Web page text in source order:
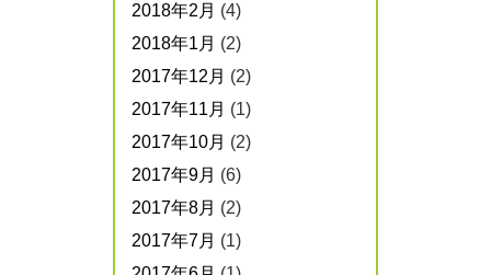
2018年2月 (4)
2018年1月 (2)
2017年12月 (2)
2017年11月 (1)
2017年10月 (2)
2017年9月 (6)
2017年8月 (2)
2017年7月 (1)